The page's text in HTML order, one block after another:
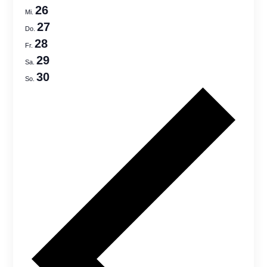
Mi. 26
Do. 27
Fr. 28
Sa. 29
So. 30